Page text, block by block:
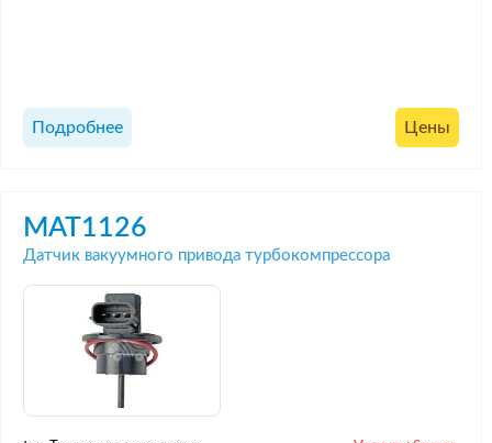
Подробнее Цены
MAT1126
Датчик вакуумного привода турбокомпрессора